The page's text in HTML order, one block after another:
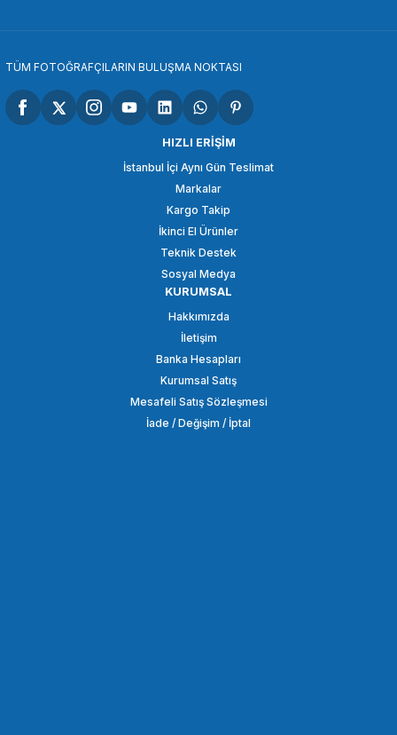
TÜM FOTOĞRAFÇILARIN BULUŞMA NOKTASI
HIZLI ERİŞİM
İstanbul İçi Aynı Gün Teslimat
Markalar
Kargo Takip
İkinci El Ürünler
Teknik Destek
Sosyal Medya
KURUMSAL
Hakkımızda
İletişim
Banka Hesapları
Kurumsal Satış
Mesafeli Satış Sözleşmesi
İade / Değişim / İptal